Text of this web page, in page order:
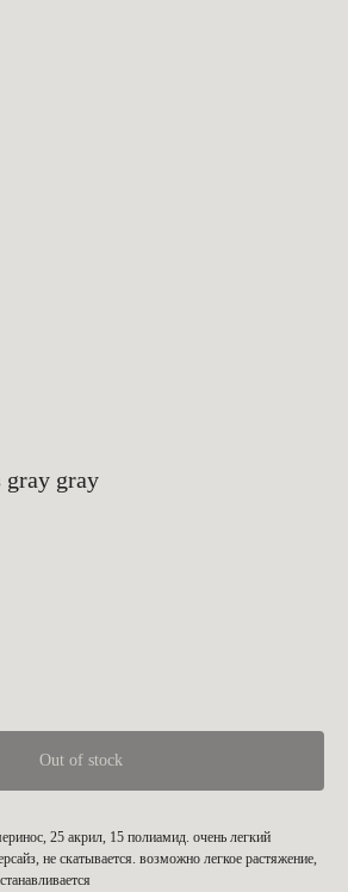
gray gray
Out of stock
25 акрил, 15 полиамид. очень легкий
не скатывается. возможно легкое растяжение,